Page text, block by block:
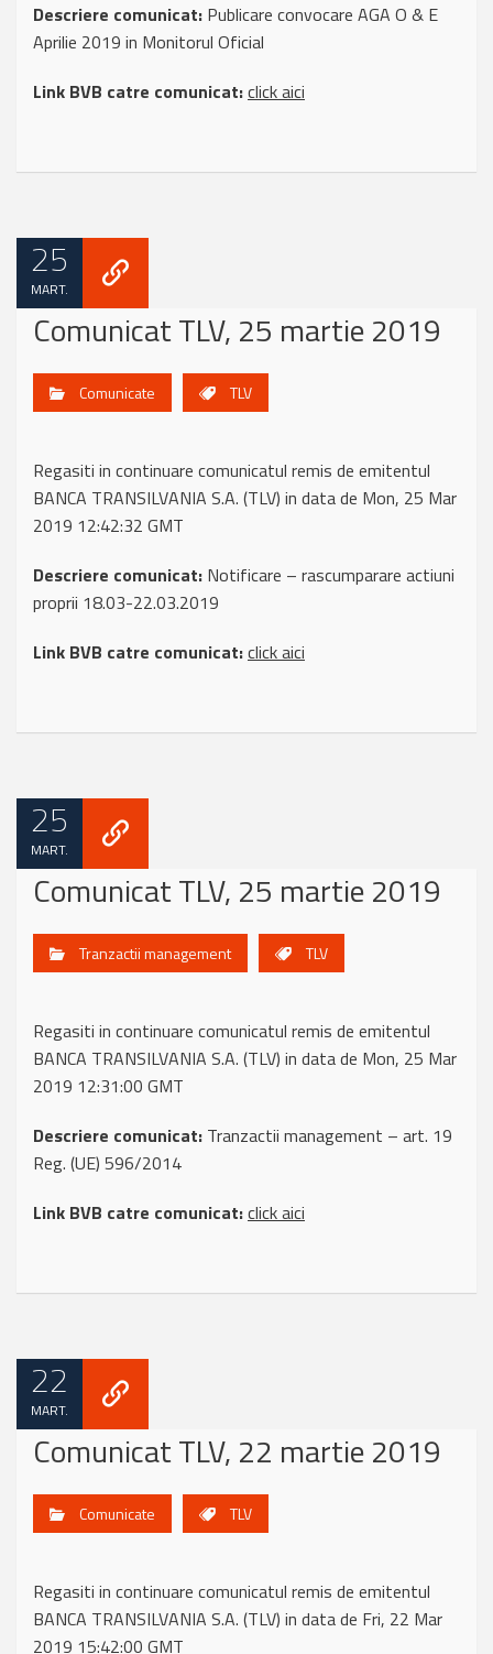
Descriere comunicat: Publicare convocare AGA O & E
Aprilie 2019 in Monitorul Oficial
Link BVB catre comunicat:click aici
25
MART.
Comunicat TLV, 25 martie 2019
Comunicate TLV
Regasiti in continuare comunicatul remis de emitentul
BANCA TRANSILVANIA S.A. (TLV) in data de Mon, 25 Mar
2019 12:42:32 GMT
Descriere comunicat: Notificare – rascumparare actiuni
proprii 18.03-22.03.2019
Link BVB catre comunicat:click aici
25
MART.
Comunicat TLV, 25 martie 2019
Tranzactii management TLV
Regasiti in continuare comunicatul remis de emitentul
BANCA TRANSILVANIA S.A. (TLV) in data de Mon, 25 Mar
2019 12:31:00 GMT
Descriere comunicat: Tranzactii management – art. 19
Reg. (UE) 596/2014
Link BVB catre comunicat:click aici
22
MART.
Comunicat TLV, 22 martie 2019
Comunicate TLV
Regasiti in continuare comunicatul remis de emitentul
BANCA TRANSILVANIA S.A. (TLV) in data de Fri, 22 Mar
2019 15:42:00 GMT